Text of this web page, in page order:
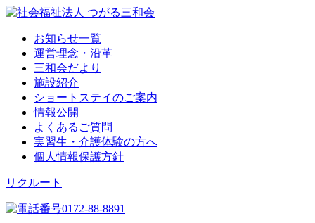
お知らせ一覧
運営理念・沿革
三和会だより
施設紹介
ショートステイのご案内
情報公開
よくあるご質問
実習生・介護体験の方へ
個人情報保護方針
リクルート